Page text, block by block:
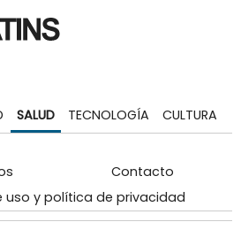
SALUD TECNOLOGÍA CULTURA
Contacto
uso y política de privacidad